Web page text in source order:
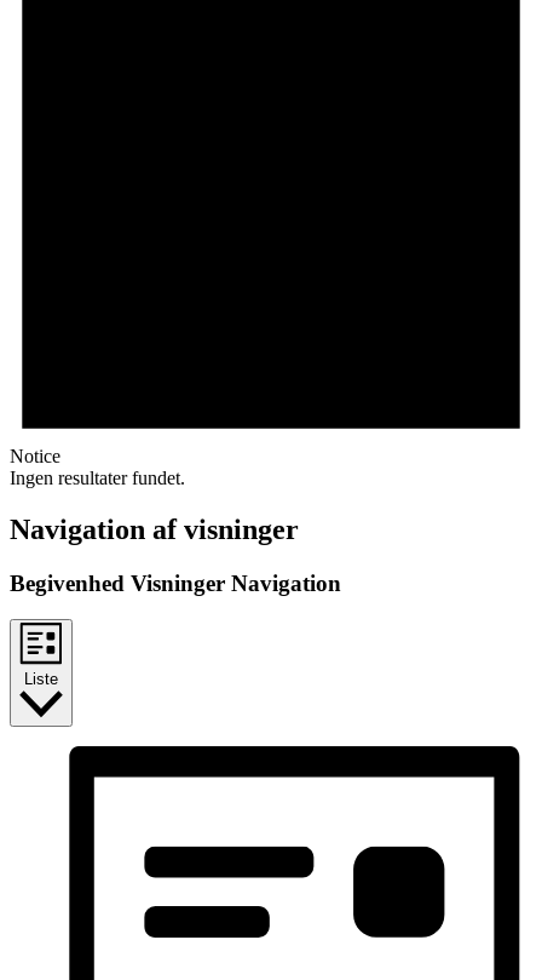
Notice
Ingen resultater fundet.
Navigation af visninger
Begivenhed Visninger Navigation
Liste